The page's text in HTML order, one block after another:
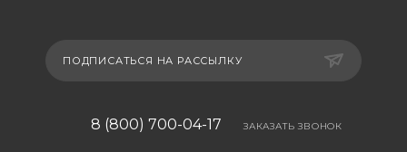
ПОДПИСАТЬСЯ НА РАССЫЛКУ
8 (800) 700-04-17 ЗАКАЗАТЬ ЗВОНОК